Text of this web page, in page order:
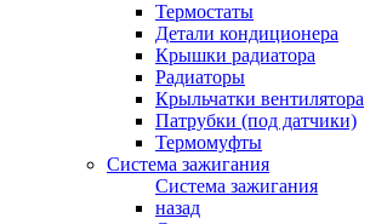
Термостаты
Детали кондиционера
Крышки радиатора
Радиаторы
Крыльчатки вентилятора
Патрубки (под датчики)
Термомуфты
Система зажигания
Система зажигания
назад